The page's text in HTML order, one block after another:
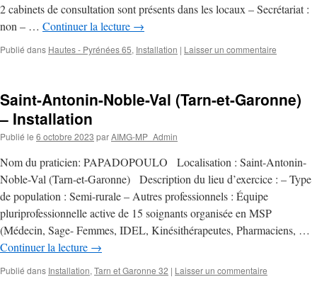
2 cabinets de consultation sont présents dans les locaux – Secrétariat :
non – … Continuer la lecture →
Publié dans Hautes - Pyrénées 65, Installation | Laisser un commentaire
Saint-Antonin-Noble-Val (Tarn-et-Garonne)
– Installation
Publié le 6 octobre 2023 parAIMG-MP_Admin
Nom du praticien: PAPADOPOULO Localisation : Saint-Antonin-
Noble-Val (Tarn-et-Garonne) Description du lieu d’exercice : – Type
de population : Semi-rurale – Autres professionnels : Équipe
pluriprofessionnelle active de 15 soignants organisée en MSP
(Médecin, Sage- Femmes, IDEL, Kinésithérapeutes, Pharmaciens, …
Continuer la lecture →
Publié dans Installation, Tarn et Garonne 32 | Laisser un commentaire